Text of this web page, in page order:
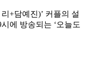
+담예진)’ 커플의 설
에 방송되는 ‘오늘도